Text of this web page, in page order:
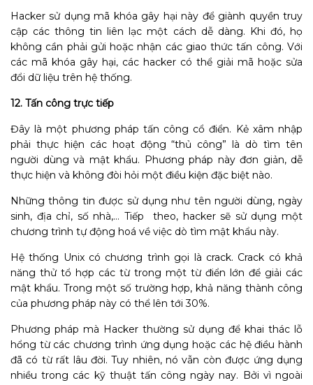
Hacker sử dụng mã khóa gây hại này để giành quyền truy
cập các thông tin liên lạc một cách dễ dàng. Khi đó, họ
không cần phải gửi hoặc nhận các giao thức tấn công. Với
các mã khóa gây hại, các hacker có thể giải mã hoặc sửa
đổi dữ liệu trên hệ thống.
12. Tấn công trực tiếp
Đây là một phương pháp tấn công cổ điển. Kẻ xâm nhập
phải thực hiện các hoạt động “thủ công” là dò tìm tên
người dùng và mật khẩu. Phương pháp này đơn giản, dễ
thực hiện và không đòi hỏi một điều kiện đặc biệt nào.
Những thông tin được sử dụng như tên người dùng, ngày
sinh, địa chỉ, số nhà,… Tiếp theo, hacker sẽ sử dụng một
chương trình tự động hoá về việc dò tìm mật khẩu này.
Hệ thống Unix có chương trình gọi là crack. Crack có khả
năng thử tổ hợp các từ trong một từ điển lớn để giải các
mật khẩu. Trong một số trường hợp, khả năng thành công
của phương pháp này có thể lên tới 30%.
Phương pháp mà Hacker thường sử dụng để khai thác lỗ
hổng từ các chương trình ứng dụng hoặc các hệ điều hành
đã có từ rất lâu đời. Tuy nhiên, nó vẫn còn được ứng dụng
nhiều trong các kỹ thuật tấn công ngày nay. Bởi vì ngoài